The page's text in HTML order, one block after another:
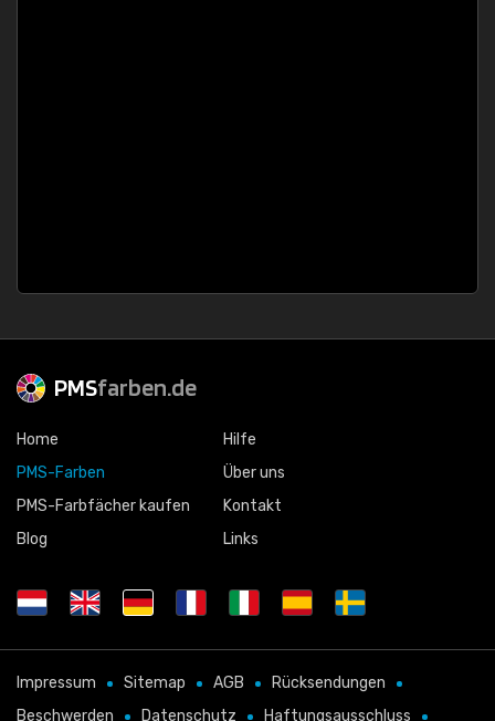
PMSfarben.de
Home
PMS-Farben
PMS-Farbfächer kaufen
Blog
Hilfe
Über uns
Kontakt
Links
Impressum Sitemap AGB
Rücksendungen
Beschwerden
Datenschutz Haftungsausschluss